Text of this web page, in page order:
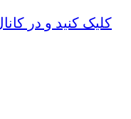
کلیک کنید و در